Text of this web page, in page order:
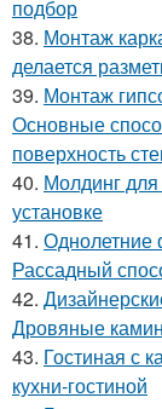
подбор
38. Монтаж
делается
39. Монтаж
Основные
поверхность
40. Молдинг
установке
41. Однолетние
Рассадный
42.
Дровяные
43. Гостиная с
кухни-гостиной